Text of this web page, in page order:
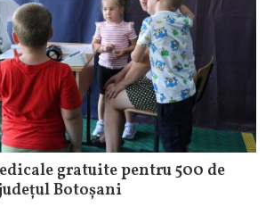
gratuite pentru 500 de
Botoșani